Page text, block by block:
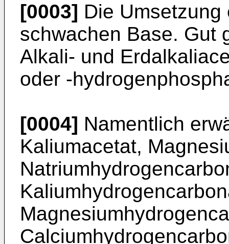
[0003] Die
schwachen Base. Gut
Alkali- und
oder -
[0004] Namentlich
Kaliumacetat,